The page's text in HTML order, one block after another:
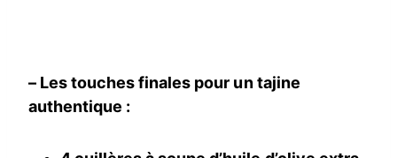
– Les touches finales pour un tajine
authentique :